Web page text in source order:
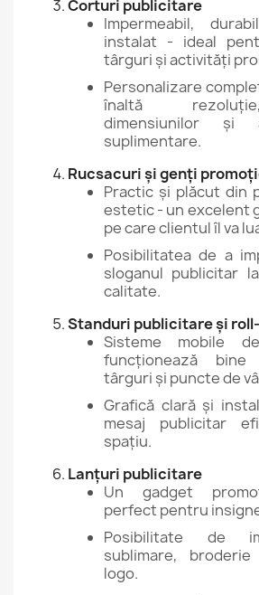
Corturi publicitare
Impermeabil,
instalat - ideal
târguri și activități
Personalizare
înaltă
dimensiunilor și
suplimentare.
Rucsacuri și genți
Practic și plăcut din
estetic - un excelent
pe care clientul îl va
Posibilitatea de a
sloganul publicitar
calitate.
Standuri publicitare și
Sisteme mobile
funcționează
târguri și puncte de
Grafică clară și
mesaj publicitar
spațiu.
Lanțuri publicitare
Un gadget
perfect pentru
Posibilitate de
sublimare,
logo.